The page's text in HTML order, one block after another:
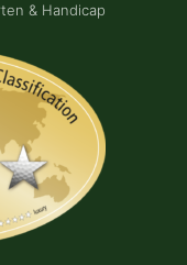
& Handicap